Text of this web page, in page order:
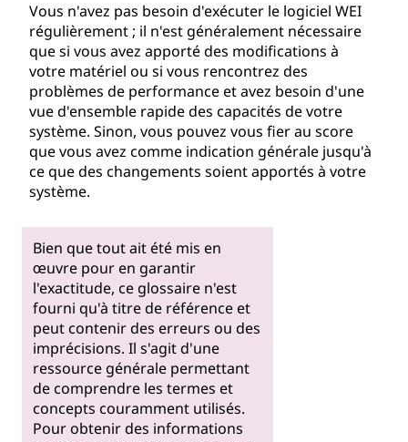
Vous n'avez pas besoin d'exécuter le logiciel WEI
régulièrement ; il n'est généralement nécessaire
que si vous avez apporté des modifications à
votre matériel ou si vous rencontrez des
problèmes de performance et avez besoin d'une
vue d'ensemble rapide des capacités de votre
système. Sinon, vous pouvez vous fier au score
que vous avez comme indication générale jusqu'à
ce que des changements soient apportés à votre
système.
Bien que tout ait été mis en
œuvre pour en garantir
l'exactitude, ce glossaire n'est
fourni qu'à titre de référence et
peut contenir des erreurs ou des
imprécisions. Il s'agit d'une
ressource générale permettant
de comprendre les termes et
concepts couramment utilisés.
Pour obtenir des informations